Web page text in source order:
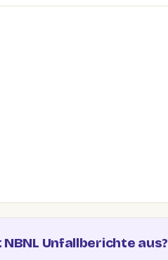
Unfallberichte aus?